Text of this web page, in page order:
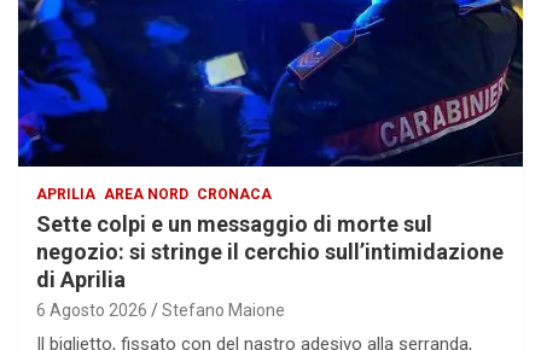
APRILIA AREA NORD CRONACA
Sette colpi e un messaggio di morte sul
negozio: si stringe il cerchio sull’intimidazione
di Aprilia
6 Agosto 2026 Stefano Maione
Il biglietto, fissato con del nastro adesivo alla serranda,